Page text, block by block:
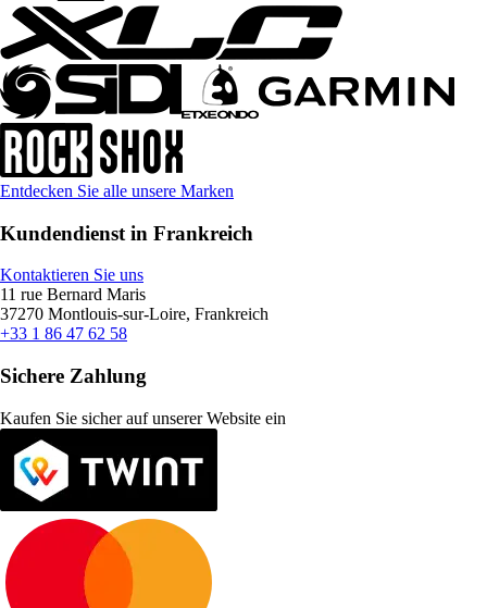
Entdecken Sie alle unsere Marken
Kundendienst in Frankreich
Kontaktieren Sie uns
11 rue Bernard Maris
37270 Montlouis-sur-Loire, Frankreich
+33 1 86 47 62 58
Sichere Zahlung
Kaufen Sie sicher auf unserer Website ein